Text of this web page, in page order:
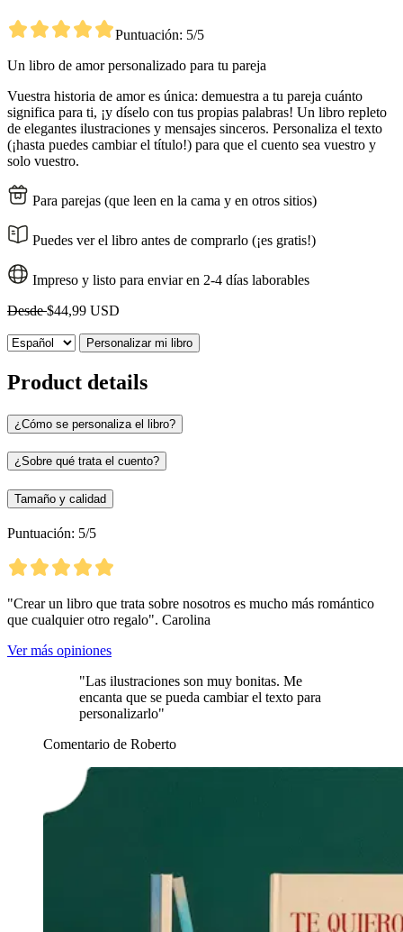
Puntuación: 5/5
Un libro de amor personalizado para tu pareja
Vuestra historia de amor es única: demuestra a tu pareja cuánto
significa para ti, ¡y díselo con tus propias palabras! Un libro repleto
de elegantes ilustraciones y mensajes sinceros. Personaliza el texto
(¡hasta puedes cambiar el título!) para que el cuento sea vuestro y
solo vuestro.
Para parejas (que leen en la cama y en otros sitios)
Puedes ver el libro antes de comprarlo (¡es gratis!)
Impreso y listo para enviar en 2-4 días laborables
Desde$44,99 USD
Personalizar mi libro
Product details
¿Cómo se personaliza el libro?
¿Sobre qué trata el cuento?
Tamaño y calidad
Puntuación: 5/5
"Crear un libro que trata sobre nosotros es mucho más romántico
que cualquier otro regalo". Carolina
Ver más opiniones
"Las ilustraciones son muy bonitas. Me
encanta que se pueda cambiar el texto para
personalizarlo"
Comentario de Roberto